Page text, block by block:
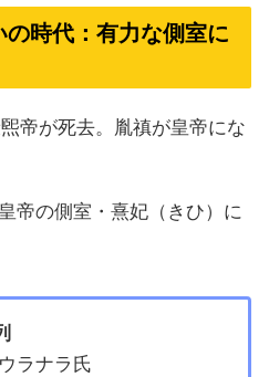
時代：有力な側室に
帝が死去。胤禛が皇帝にな
帝の側室・熹妃（きひ）に
ラナラ氏